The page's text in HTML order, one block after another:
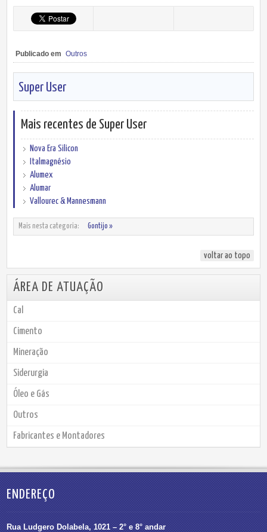
Publicado em Outros
Super User
Mais recentes de Super User
Nova Era Silicon
Italmagnésio
Alumex
Alumar
Vallourec & Mannesmann
Mais nesta categoria: Gontijo »
voltar ao topo
ÁREA DE ATUAÇÃO
Cal
Cimento
Mineração
Siderurgia
Óleo e Gás
Outros
Fabricantes e Montadores
ENDEREÇO
Rua Ludgero Dolabela, 1021 – 2° e 8° andar